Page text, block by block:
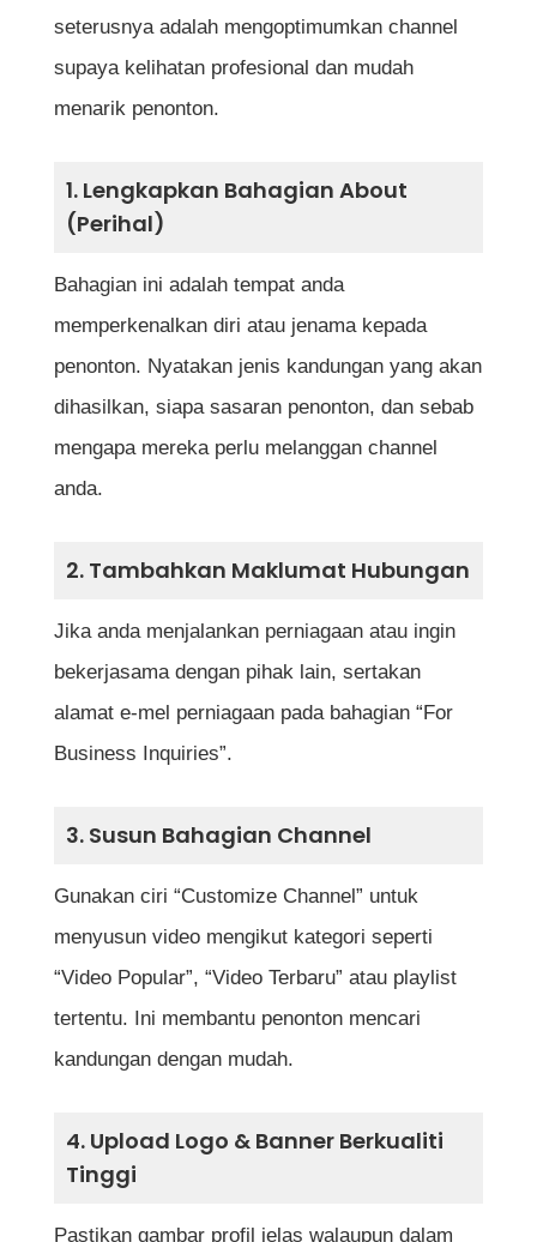
seterusnya adalah mengoptimumkan channel
supaya kelihatan profesional dan mudah
menarik penonton.
1. Lengkapkan Bahagian About
(Perihal)
Bahagian ini adalah tempat anda
memperkenalkan diri atau jenama kepada
penonton. Nyatakan jenis kandungan yang akan
dihasilkan, siapa sasaran penonton, dan sebab
mengapa mereka perlu melanggan channel
anda.
2. Tambahkan Maklumat Hubungan
Jika anda menjalankan perniagaan atau ingin
bekerjasama dengan pihak lain, sertakan
alamat e-mel perniagaan pada bahagian “For
Business Inquiries”.
3. Susun Bahagian Channel
Gunakan ciri “Customize Channel” untuk
menyusun video mengikut kategori seperti
“Video Popular”, “Video Terbaru” atau playlist
tertentu. Ini membantu penonton mencari
kandungan dengan mudah.
4. Upload Logo & Banner Berkualiti
Tinggi
Pastikan gambar profil jelas walaupun dalam